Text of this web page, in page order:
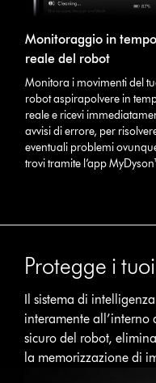
Monitoraggio in tempo
reale del robot
Monitora i movimenti del
robot aspirapolvere in
reale e ricevi
avvisi di errore, per
eventuali problemi
trovi tramite l’app
Protegge i
Il sistema di
interamente all’interno
sicuro del robot,
la memorizzazione di